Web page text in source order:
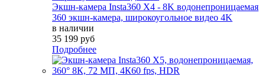
Экшн-камера Insta360 X4 - 8K водонепроницаемая
360 экшн-камера, широкоугольное видео 4K
в наличии
35 199 руб
Подробнее